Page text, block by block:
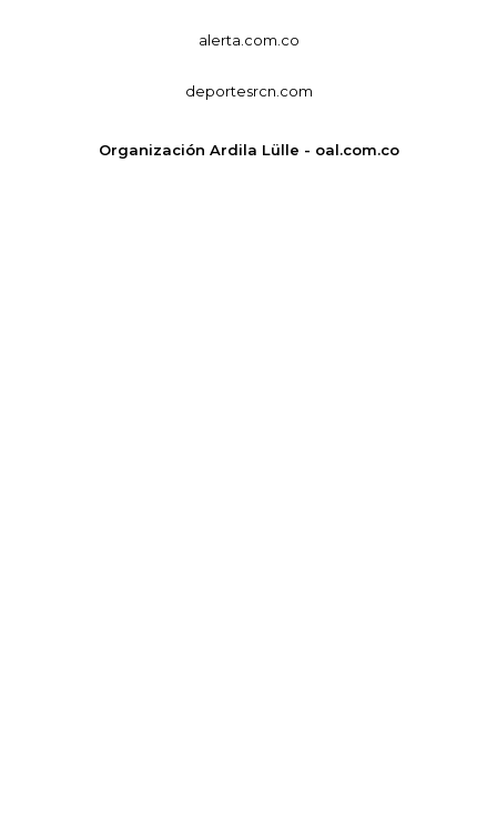
alerta.com.co
deportesrcn.com
Organización Ardila Lülle - oal.com.co